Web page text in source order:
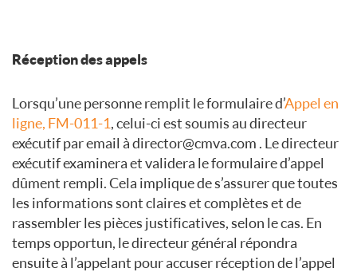
Réception des appels
Lorsqu’une personne remplit le formulaire d’Appel en
ligne, FM-011-1, celui-ci est soumis au directeur
exécutif par email à director@cmva.com . Le directeur
exécutif examinera et validera le formulaire d’appel
dûment rempli. Cela implique de s’assurer que toutes
les informations sont claires et complètes et de
rassembler les pièces justificatives, selon le cas. En
temps opportun, le directeur général répondra
ensuite à l’appelant pour accuser réception de l’appel